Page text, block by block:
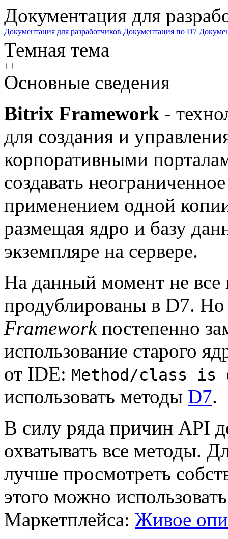
Документация для
Документация для разработчиков Документация по D7
Темная тема
Основные сведения
Bitrix Framework -
для создания и
корпоративными
создавать
применением одной
размещая ядро и базу
экземпляре на сервере.
На данный момент не все
продублированы в D7.
Frameworkпостепенно
использование старого
от IDE: Method/class is
использовать методы D7.
В силу ряда причин API
охватывать все методы.
лучше просмотреть
этого можно
Маркетплейса: Живое